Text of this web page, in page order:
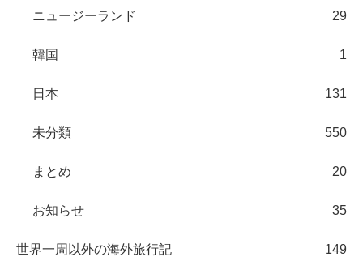
ニュージーランド 29
韓国 1
日本 131
未分類 550
まとめ 20
お知らせ 35
世界一周以外の海外旅行記 149